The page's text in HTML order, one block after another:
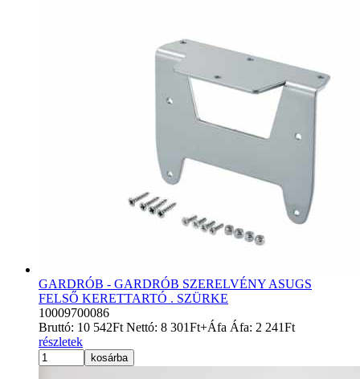
GARDRÓB - GARDRÓB SZERELVÉNY ASUGS
FELSŐ KERETTARTÓ . SZÜRKE
10009700086
Bruttó: 10 542Ft Nettó: 8 301Ft+Áfa Áfa: 2 241Ft
részletek
kosárba